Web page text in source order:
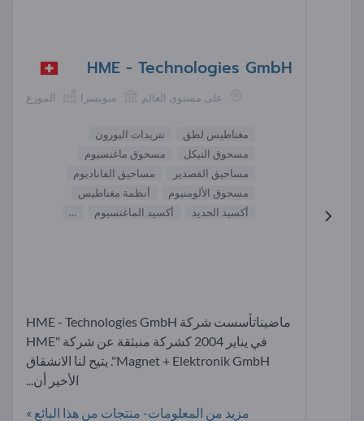
HME - Technologies GmbH
الموزع سويسرا على مستوى العالم
مغناطيس لطق
نتريدات البورون
مسحوق النيكل
مسحوق ماغنسيوم
مساحيق القصدير
مساحيق الفاناديوم
مسحوق الألومنيوم
أنظمة مغناطيس
أكسيد الحديد
أكسيد الماغنسيوم ...
ماضيناتأسست شركة HME - Technologies GmbH
في يناير 2004 كشركة منبثقة عن شركة "HME
Magnet + Elektronik GmbH". يتيح لنا الانشقاق
الأخير أن...
مزيد من المعلومات- منتجات من هذا البائع »